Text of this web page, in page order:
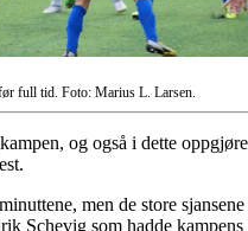
full tid. Foto: Marius L. Larsen.
og også i dette
men de store sjansene
Schevig som hadde kampens